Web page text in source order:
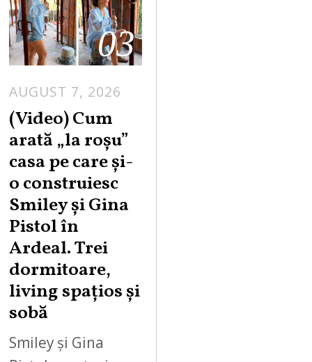
03
AUGUST 7, 2026
(Video) Cum
arată „la roşu”
casa pe care şi-
o construiesc
Smiley şi Gina
Pistol în
Ardeal. Trei
dormitoare,
living spațios și
sobă
Smiley și Gina